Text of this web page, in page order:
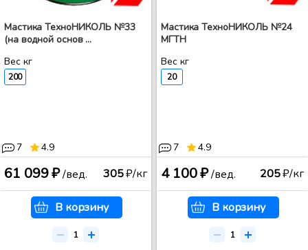
Мастика ТехноНИКОЛЬ №33
(на водной основ ...
Вес кг
200
7 4.9
61 099 ₽/вед. 305₽/кг
В корзину
Мастика ТехноНИКОЛЬ №24
МГТН
Вес кг
20
7 4.9
4 100 ₽/вед. 205₽/кг
В корзину